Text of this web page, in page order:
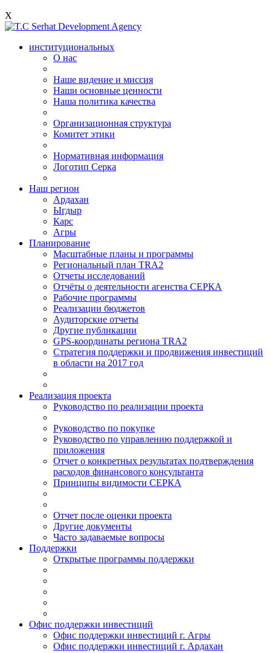
X
институциональных
О нас
Наше видение и миссия
Наши основные ценности
Наша политика качества
Организационная структура
Комитет этики
Нормативная информация
Логотип Серка
Наш регион
Ардахан
Ыгдыр
Карс
Агры
Планирование
Масштабные планы и программы
Региональный план TRA2
Отчеты исследований
Отчёты о деятельности агенства СЕРКА
Рабочие программы
Реализации бюджетов
Аудиторские отчеты
Другие публикации
GPS-координаты региона TRA2
Стратегия поддержки и продвижения инвестиций
в области на 2017 год
Реализация проекта
Руководство по реализации проекта
Руководство по покупке
Руководство по управлению поддержкой и
приложения
Отчет о конкретных результатах подтверждения
расходов финансового консультанта
Принципы видимости СЕРКА
Отчет после оценки проекта
Другие документы
Часто задаваемые вопросы
Поддержки
Открытые программы поддержки
Офис поддержки инвестиций
Офис поддержки инвестиций г. Агры
Офис поддержки инвестиций г. Ардахан